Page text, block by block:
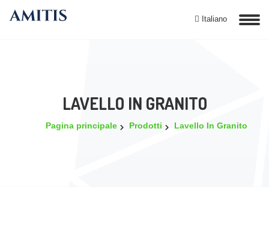
Italiano
LAVELLO IN GRANITO
Pagina principale Prodotti Lavello In Granito